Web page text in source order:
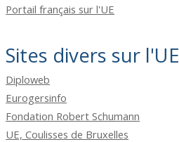
Portail français sur l'UE
Sites divers sur l'UE
Diploweb
Eurogersinfo
Fondation Robert Schumann
UE, Coulisses de Bruxelles